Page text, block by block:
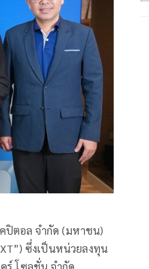
ปิตอล จำกัด (มหาชน)
ซึ่งเป็นหน่วยลงทุน
ร์ โซลูชั่น จำกัด